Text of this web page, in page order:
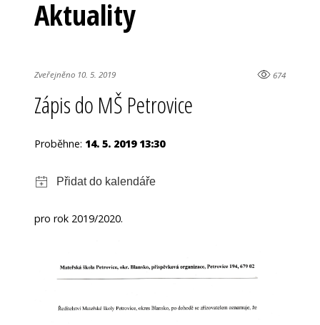
Aktuality
Zveřejněno 10. 5. 2019 674
Zápis do MŠ Petrovice
Proběhne: 14. 5. 2019 13:30
pro rok 2019/2020.